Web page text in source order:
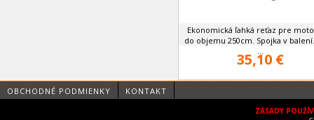
Ekonomická ľahká reťaz pre
do objemu 250cm. Spojka v
35,10 €
OBCHODNÉ PODMIENKY KONTAKT
ZÁSADY